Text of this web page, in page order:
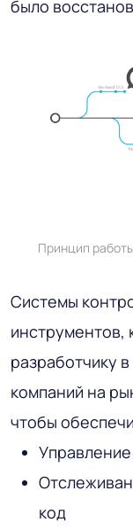
было
Принцип
Системы
инструментов,
разработчику
компаний на
чтобы
код